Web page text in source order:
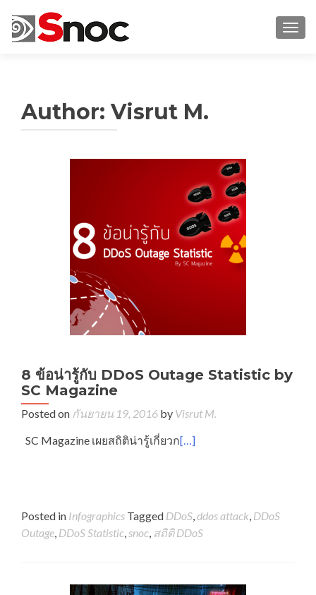
Author: Visrut M.
8 ข้อน่ารู้กับ DDoS Outage Statistic by
SC Magazine
Posted on กันยายน 19, 2016 by Visrut M.
SC Magazine เผยสถิติน่ารู้เกี่ยวก[…]
Posted in Infographics Tagged DDoS,ddos attack, DDoS
Outage, DDoS Statistic,snoc, สถิติ DDoS